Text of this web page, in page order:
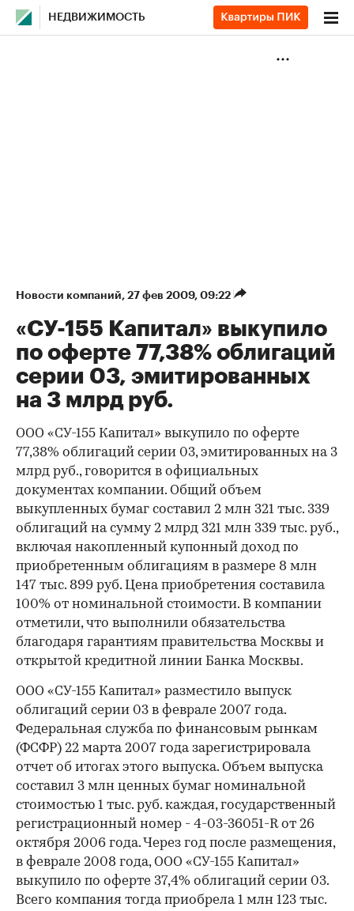
НЕДВИЖИМОСТЬ
Новости компаний⁠, 27 фев 2009, 09:22
«СУ-155 Капитал» выкупило
по оферте 77,38% облигаций
серии 03, эмитированных
на 3 млрд руб.
ООО «СУ-155 Капитал» выкупило по оферте
77,38% облигаций серии 03, эмитированных на 3
млрд руб., говорится в официальных
документах компании. Общий объем
выкупленных бумаг составил 2 млн 321 тыс. 339
облигаций на сумму 2 млрд 321 млн 339 тыс. руб.,
включая накопленный купонный доход по
приобретенным облигациям в размере 8 млн
147 тыс. 899 руб. Цена приобретения составила
100% от номинальной стоимости. В компании
отметили, что выполнили обязательства
благодаря гарантиям правительства Москвы и
открытой кредитной линии Банка Москвы.
ООО «СУ-155 Капитал» разместило выпуск
облигаций серии 03 в феврале 2007 года.
Федеральная служба по финансовым рынкам
(ФСФР) 22 марта 2007 года зарегистрировала
отчет об итогах этого выпуска. Объем выпуска
составил 3 млн ценных бумаг номинальной
стоимостью 1 тыс. руб. каждая, государственный
регистрационный номер - 4-03-36051-R от 26
октября 2006 года. Через год после размещения,
в феврале 2008 года, ООО «СУ-155 Капитал»
выкупило по оферте 37,4% облигаций серии 03.
Всего компания тогда приобрела 1 млн 123 тыс.